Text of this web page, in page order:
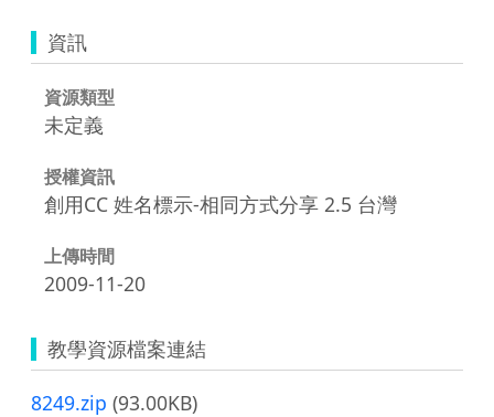
資訊
資源類型
未定義
授權資訊
創用CC 姓名標示-相同方式分享 2.5 台灣
上傳時間
2009-11-20
教學資源檔案連結
8249.zip (93.00KB)